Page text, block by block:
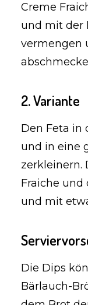
Creme
und mit der
vermengen
2. Variante
Den Feta in
und in eine
zerkleinern.
Fraiche und
und mit
Die Dips
Bärlauch-